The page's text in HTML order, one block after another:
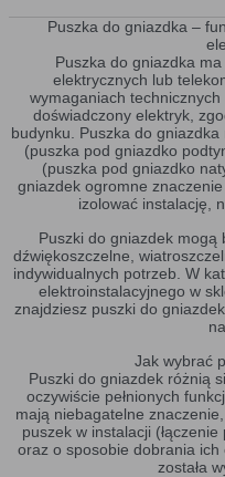
Puszka do gniazdka –
Puszka do gniazdka
elektrycznych lub
wymaganiach
doświadczony elektryk,
budynku. Puszka do
(puszka pod gniazdko
(puszka pod gniazdko
gniazdek ogromne
izolować instalację,
Puszki do gniazdek mogą
dźwiękoszczelne,
indywidualnych potrzeb. W
elektroinstalacyjnego w
znajdziesz puszki do
Jak wybrać
Puszki do gniazdek różnią
oczywiście pełnionych
mają niebagatelne
puszek w instalacji
oraz o sposobie dobrania ich
została